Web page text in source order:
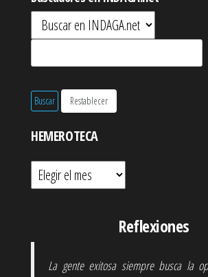
HEMEROTECA
Hemeroteca
Reflexiones
La gente exitosa siempre busca la